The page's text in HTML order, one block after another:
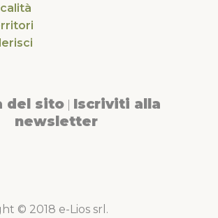
del sito Iscriviti alla
newsletter
© 2018 e-Lios srl.